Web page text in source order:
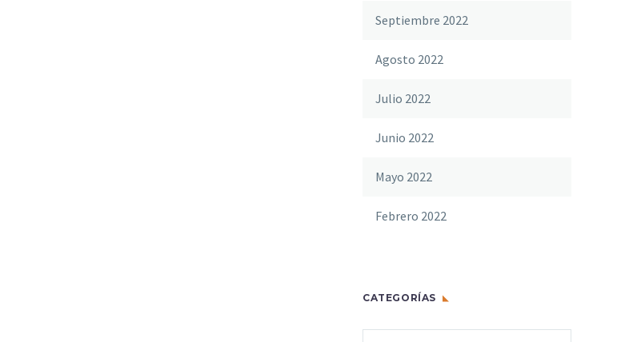
Septiembre 2022
Agosto 2022
Julio 2022
Junio 2022
Mayo 2022
Febrero 2022
CATEGORÍAS